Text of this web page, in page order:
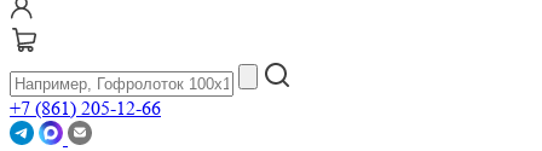
+7 (861) 205-12-66